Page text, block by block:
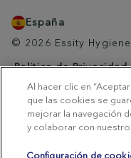
España
© 2026 Essity
Politica de Privacidad
Avisio Legal
Preferencias de
Al hacer clic en
que las cookies se
mejorar la navegación
y colaborar con